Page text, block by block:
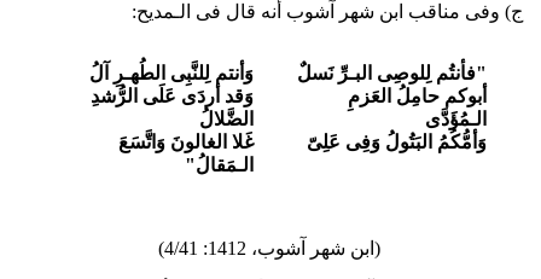
ج) وفی مناقب ابن شهر آشوب أنه قال فی الـمدیح:
"فأنتُم لِلوصِی البـرِّ نَسلٌ
أبوکم حامِلُ العَزمِ
الـمُؤَدَّى
وَأمُّکُمُ البَتُولُ وَفِی عَلِیّ
وَأنتم لِلنَّبِی الطُهـرِ آلُ
وَقد أردَى عَلَى الرُّشدِ
الضَّلالُ
غَلا الغالونَ وَاتَّسَعَ
الـمَقالُ"
(ابن شهر آشوب، 1412: 4/41)